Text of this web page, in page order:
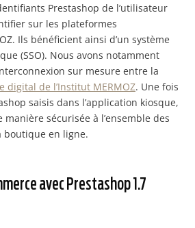
Prestashop de l’utilisateur
sur les plateformes
Ils bénéficient ainsi d’un système
(SSO). Nous avons notamment
sur mesure entre la
digital de l’Institut MERMOZ. Une fois
saisis dans l’application kiosque,
manière sécurisée à l’ensemble des
boutique en ligne.
avec Prestashop 1.7